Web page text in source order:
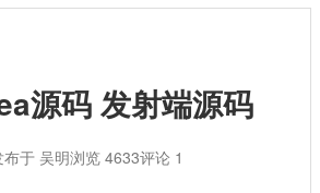
源码 发射端源码
布于 吴明浏览 4633评论 1